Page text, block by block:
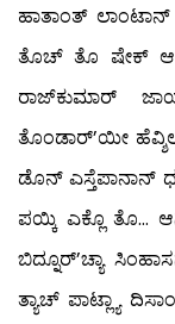
ಹಾತಾಂತ್
ತೊಚ್ ತೊ ಷೇಕ್
ರಾಜ್‍ಕುಮಾರ್
ತೊಂಡಾರ್’ಯೀ
ಡೊನ್ ಎಸ್ತೆಪಾನಾನ್
ಪಯ್ಕಿ ಎಕ್ಲೊ ತೊ…
ಬಿದ್ನೂರ್’ಚ್ಯಾ
ತ್ಯಾಚ್ ಪಾಟ್ಲ್ಯಾ